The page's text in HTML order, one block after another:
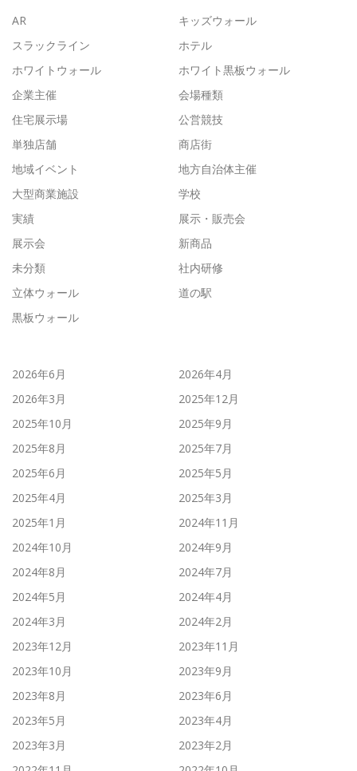
AR
キッズウォール
スラックライン
ホテル
ホワイトウォール
ホワイト黒板ウォール
企業主催
会場種類
住宅展示場
公営競技
単独店舗
商店街
地域イベント
地方自治体主催
大型商業施設
学校
実績
展示・販売会
展示会
新商品
未分類
社内研修
立体ウォール
道の駅
黒板ウォール
2026年6月
2026年4月
2026年3月
2025年12月
2025年10月
2025年9月
2025年8月
2025年7月
2025年6月
2025年5月
2025年4月
2025年3月
2025年1月
2024年11月
2024年10月
2024年9月
2024年8月
2024年7月
2024年5月
2024年4月
2024年3月
2024年2月
2023年12月
2023年11月
2023年10月
2023年9月
2023年8月
2023年6月
2023年5月
2023年4月
2023年3月
2023年2月